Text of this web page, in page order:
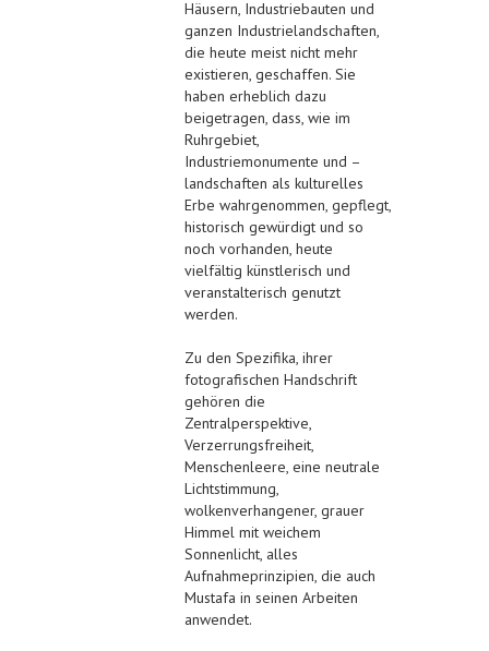
Häusern, Industriebauten und
ganzen Industrielandschaften,
die heute meist nicht mehr
existieren, geschaffen. Sie
haben erheblich dazu
beigetragen, dass, wie im
Ruhrgebiet,
Industriemonumente und –
landschaften als kulturelles
Erbe wahrgenommen, gepflegt,
historisch gewürdigt und so
noch vorhanden, heute
vielfältig künstlerisch und
veranstalterisch genutzt
werden.
Zu den Spezifika, ihrer
fotografischen Handschrift
gehören die
Zentralperspektive,
Verzerrungsfreiheit,
Menschenleere, eine neutrale
Lichtstimmung,
wolkenverhangener, grauer
Himmel mit weichem
Sonnenlicht, alles
Aufnahmeprinzipien, die auch
Mustafa in seinen Arbeiten
anwendet.